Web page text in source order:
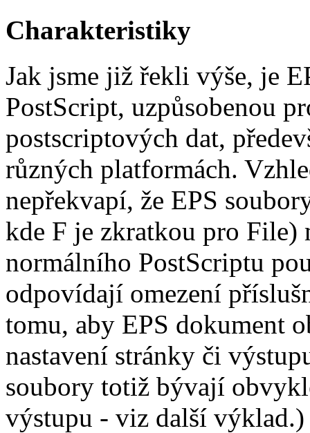
Charakteristiky
Jak jsme již řekli výše, je
PostScript, uzpůsobenou
postscriptových dat,
různých platformách.
nepřekvapí, že EPS
kde F je zkratkou pro File)
normálního PostScriptu
odpovídají omezení
tomu, aby EPS dokument
nastavení stránky či
soubory totiž bývají
výstupu - viz další výklad.)